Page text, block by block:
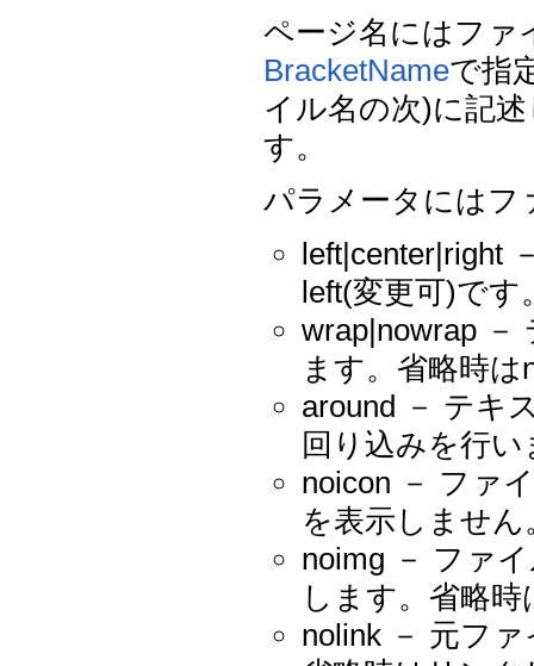
ページ名にはファ
BracketNameで指
イル名の次)に記
す。
パラメータにはフ
left|center|right
left(変更可)です
wrap|nowrap －
ます。省略時
around － テキ
回り込みを行
noicon － ファ
を表示しませ
noimg － ファ
します。省略
nolink － 元フ